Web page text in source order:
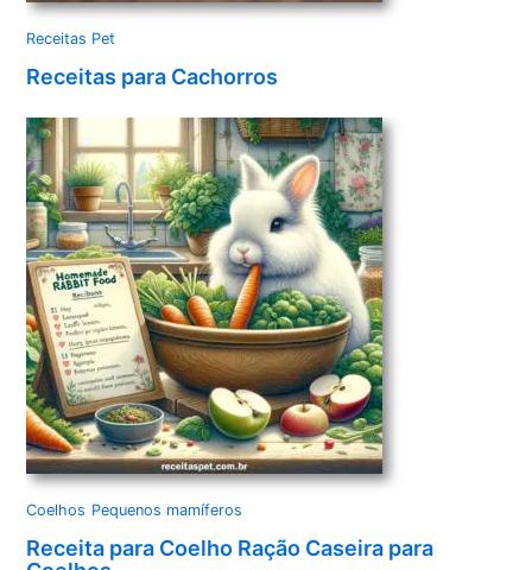
Receitas Pet
Receitas para Cachorros
Coelhos Pequenos mamíferos
Receita para Coelho Ração Caseira para